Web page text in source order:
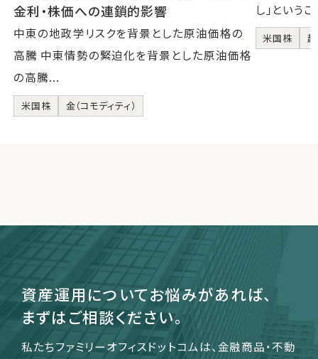
金利・株価への連鎖的影響
中東の地政学リスクを背景とした原油価格の
高騰 中東情勢の緊迫化を背景とした原油価格
の高騰...
米国株 金（コモディティ）
し」という
米国株
資産運用についてお悩みがあれば、
まずはご相談ください。
私たちファミリーオフィスドットコムは、金融商品・不動